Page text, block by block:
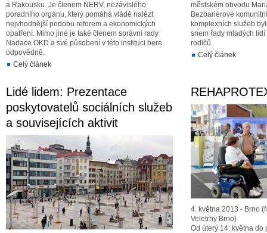
a Rakousku. Je členem NERV, nezávislého
poradního orgánu, který pomáhá vládě nalézt
nejvhodnější podobu reforem a ekonomických
opatření. Mimo jiné je také členem správní rady
Nadace OKD a své působení v této instituci bere
odpovědně.
Celý článek
městském obvodu
Bezbariérové
komplexních služeb
snem řady mladých
rodičů.
Celý článek
Lidé lidem: Prezentace
poskytovatelů sociálních služeb
a souvisejících aktivit
4. května 2013 - Brno
Veletrhy Brno)
Od úterý 14. května do